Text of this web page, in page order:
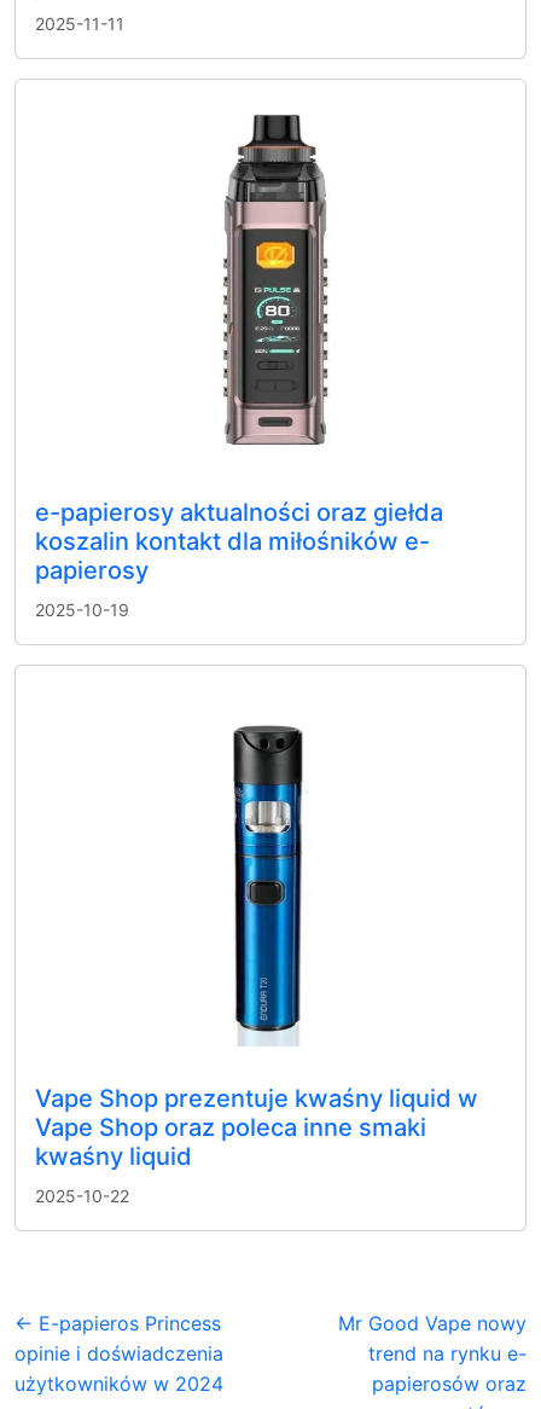
2025-11-11
e-papierosy aktualności oraz giełda
koszalin kontakt dla miłośników e-
papierosy
2025-10-19
Vape Shop prezentuje kwaśny liquid w
Vape Shop oraz poleca inne smaki
kwaśny liquid
2025-10-22
← E-papieros Princess
opinie i doświadczenia
użytkowników w 2024
Mr Good Vape nowy
trend na rynku e-
papierosów oraz